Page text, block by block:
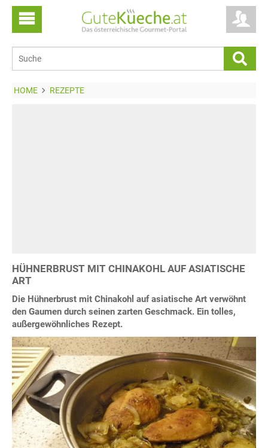
HOME REZEPTE
HÜHNERBRUST MIT CHINAKOHL AUF ASIATISCHE
ART
Die Hühnerbrust mit Chinakohl auf asiatische Art verwöhnt
den Gaumen durch seinen zarten Geschmack. Ein tolles,
außergewöhnliches Rezept.